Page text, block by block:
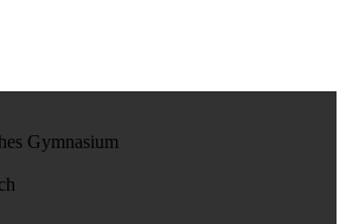
Gymnasium